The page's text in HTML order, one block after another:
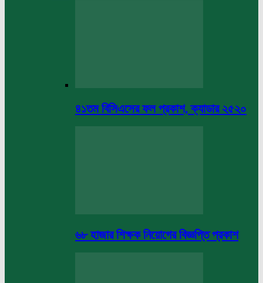
৪১তম বিসিএসের ফল প্রকাশ, ক্যাডার ২৫২০
৬৮ হাজার শিক্ষক নিয়োগের বিজ্ঞপ্তি প্রকাশ